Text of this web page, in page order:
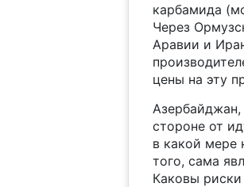
карбамида
Через
Аравии и
цены на эту
стороне от
в какой мере
того, сама
Каковы